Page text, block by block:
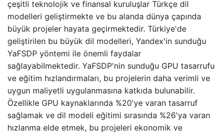
çeşitli teknolojik ve finansal kuruluşlar Türkçe dil
modelleri geliştirmekte ve bu alanda dünya çapında
büyük projeler hayata geçirmektedir. Türkiye'de
geliştirilen bu büyük dil modelleri, Yandex'in sunduğu
YaFSDP yöntemi ile önemli faydalar
sağlayabilmektedir. YaFSDP'nin sunduğu GPU tasarrufu
ve eğitim hızlandırmaları, bu projelerin daha verimli ve
uygun maliyetli uygulanmasına katkıda bulunabilir.
Özellikle GPU kaynaklarında %20'ye varan tasarruf
sağlamak ve dil modeli eğitimi sırasında %26'ya varan
hızlanma elde etmek, bu projeleri ekonomik ve